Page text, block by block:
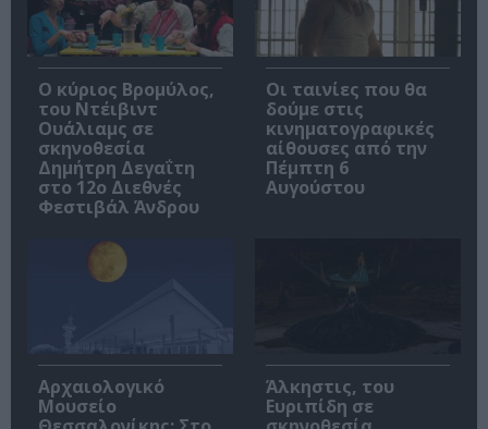
O κύριος Βρομύλος,
του Ντέιβιντ
Ουάλιαμς σε
σκηνοθεσία
Δημήτρη Δεγαΐτη
στο 12ο Διεθνές
Φεστιβάλ Άνδρου
Οι ταινίες που θα
δούμε στις
κινηματογραφικές
αίθουσες από την
Πέμπτη 6
Αυγούστου
Αρχαιολογικό
Μουσείο
Άλκηστις, του
Ευριπίδη σε